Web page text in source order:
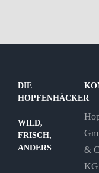
DIE
HOPFENHÄCKER
–
WILD,
FRISCH,
ANDERS
&
KG